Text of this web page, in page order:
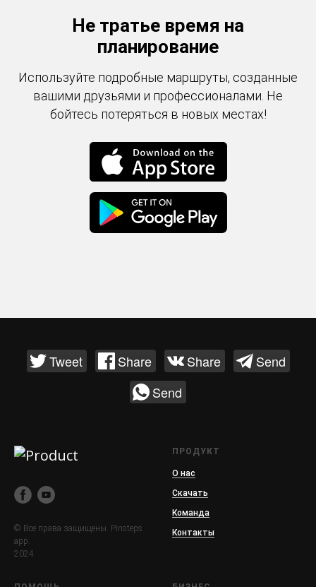
Не тратье время на
планирование
Используйте подробные маршруты, созданные
вашими друзьями и профессионалами. Не
бойтесь потеряться в новых местах!
Tweet Share Share
Send
Send
© Все права защищены. Pinsteps
app.
2024
ПРОДУКТ
О нас
Скачать
Команда
Контакты